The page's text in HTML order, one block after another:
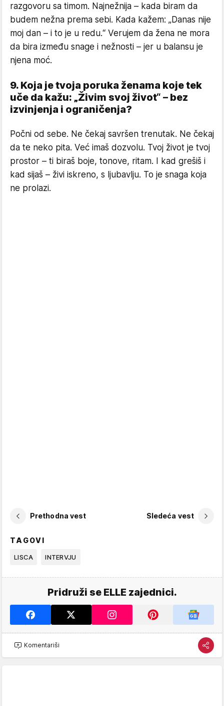
razgovoru sa timom. Najnežnija – kada biram da
budem nežna prema sebi. Kada kažem: „Danas nije
moj dan – i to je u redu.“ Verujem da žena ne mora
da bira između snage i nežnosti – jer u balansu je
njena moć.
9. Koja je tvoja poruka ženama koje tek
uče da kažu: „Živim svoj život“ – bez
izvinjenja i ograničenja?
Počni od sebe. Ne čekaj savršen trenutak. Ne čekaj
da te neko pita. Već imaš dozvolu. Tvoj život je tvoj
prostor – ti biraš boje, tonove, ritam. I kad grešiš i
kad sijaš – živi iskreno, s ljubavlju. To je snaga koja
ne prolazi.
Prethodna vest Sledeća vest
TAGOVI
LISCA INTERVJU
Pridruži se ELLE zajednici.
Komentariši